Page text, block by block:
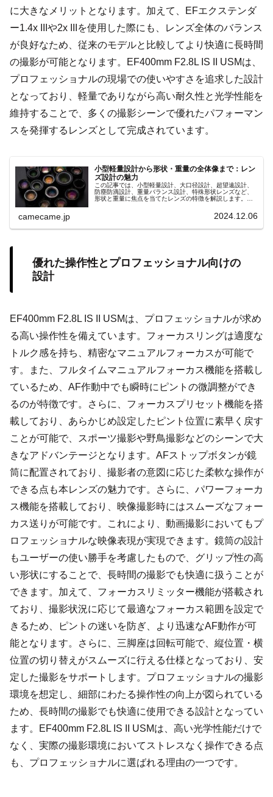
に大きなメリットとなります。加えて、EFエクステンダ
ー1.4x IIIや2x IIIを使用した際にも、レンズ全体のバランス
が良好なため、従来のモデルと比較してより快適に長時間
の撮影が可能となります。EF400mm F2.8L IS II USMは、
プロフェッショナルの現場での使いやすさを追求した設計
となっており、軽量でありながら高い耐久性と光学性能を
維持することで、多くの撮影シーンで優れたパフォーマン
スを発揮するレンズとして完成されています。
小型軽量設計から形状・重量の全体像まで：レン
ズ設計の魅力
この記事では、小型軽量設計、大口径設計、超望遠設計、
防塵防滴設計、重量バランス設計、特殊形状レンズなど、
形状と重量に焦点を当てたレンズの特徴を解説します。撮
camecame.jp 2024.12.06
優れた操作性とプロフェッショナル向けの
設計
EF400mm F2.8L IS II USMは、プロフェッショナルが求め
る高い操作性を備えています。フォーカスリングは適度な
トルク感を持ち、精密なマニュアルフォーカスが可能で
す。また、フルタイムマニュアルフォーカス機能を搭載し
ているため、AF作動中でも瞬時にピントの微調整ができ
るのが特徴です。さらに、フォーカスプリセット機能を搭
載しており、あらかじめ設定したピント位置に素早く戻す
ことが可能で、スポーツ撮影や野鳥撮影などのシーンで大
きなアドバンテージとなります。AFストップボタンが鏡
筒に配置されており、撮影者の意図に応じた柔軟な操作が
できる点も本レンズの魅力です。さらに、パワーフォーカ
ス機能を搭載しており、映像撮影時にはスムーズなフォー
カス送りが可能です。これにより、動画撮影においてもプ
ロフェッショナルな映像表現が実現できます。鏡筒の設計
もユーザーの使い勝手を考慮したもので、グリップ性の高
い形状にすることで、長時間の撮影でも快適に扱うことが
できます。加えて、フォーカスリミッター機能が搭載され
ており、撮影状況に応じて最適なフォーカス範囲を設定で
きるため、ピントの迷いを防ぎ、より迅速なAF動作が可
能となります。さらに、三脚座は回転可能で、縦位置・横
位置の切り替えがスムーズに行える仕様となっており、安
定した撮影をサポートします。プロフェッショナルの撮影
環境を想定し、細部にわたる操作性の向上が図られている
ため、長時間の撮影でも快適に使用できる設計となってい
ます。EF400mm F2.8L IS II USMは、高い光学性能だけで
なく、実際の撮影環境においてストレスなく操作できる点
も、プロフェッショナルに選ばれる理由の一つです。